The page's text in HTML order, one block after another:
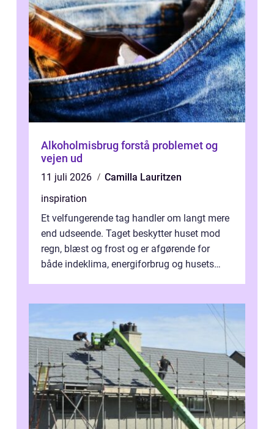
Alkoholmisbrug forstå problemet og
vejen ud
11 juli 2026
Camilla Lauritzen
inspiration
Et velfungerende tag handler om langt mere
end udseende. Taget beskytter huset mod
regn, blæst og frost og er afgørende for
både indeklima, energiforbrug og husets